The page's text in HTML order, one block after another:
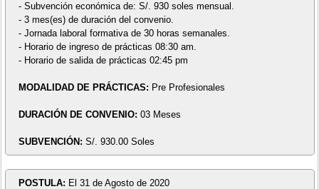
- Subvención económica de: S/. 930 soles mensual.
- 3 mes(es) de duración del convenio.
- Jornada laboral formativa de 30 horas semanales.
- Horario de ingreso de prácticas 08:30 am.
- Horario de salida de prácticas 02:45 pm
MODALIDAD DE PRÁCTICAS: Pre Profesionales
DURACIÓN DE CONVENIO: 03 Meses
SUBVENCIÓN: S/. 930.00 Soles
POSTULA: El 31 de Agosto de 2020